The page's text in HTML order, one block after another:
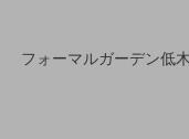
フォーマルガーデン低